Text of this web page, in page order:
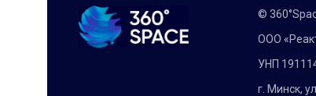
©
ООО
УНП
г. Минск,